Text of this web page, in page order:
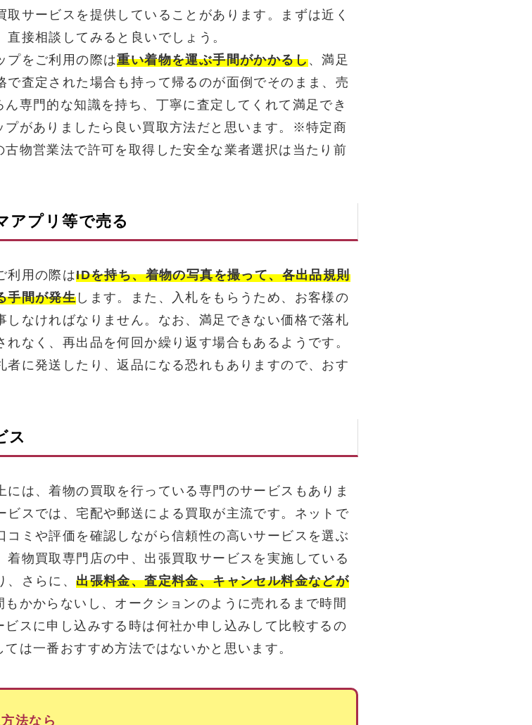
取サービスを提供していることがあります。まずは近く
直接相談してみると良いでしょう。
プをご利用の際は重い着物を運ぶ手間がかかるし、満足
で査定された場合も持って帰るのが面倒でそのまま、売
専門的な知識を持ち、丁寧に査定してくれて満足でき
プがありましたら良い買取方法だと思います。※特定商
物営業法で許可を取得した安全な業者選択は当たり前
アプリ等で売る
利用の際はIDを持ち、着物の写真を撮って、各出品規則
手間が発生 します。また、入札をもらうため、お客様の
しなければなりません。なお、満足できない価格で落札
れなく、再出品を何回か繰り返す場合もあるようです。
者に発送したり、返品になる恐れもありますので、おす
ス
には、着物の買取を行っている専門のサービスもありま
ビスでは、宅配や郵送による買取が主流です。ネットで
コミや評価を確認しながら信頼性の高いサービスを選ぶ
着物買取専門店の中、出張買取サービスを実施している
、さらに、出張料金、査定料金、キャンセル料金などが
かからないし、オークションのように売れるまで時間
スに申し込みする時は何社か申し込みして比較するの
は一番おすすめ方法ではないかと思います。
法なら